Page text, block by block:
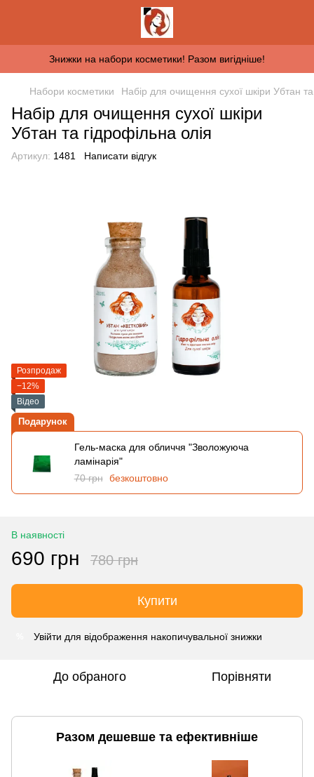
Знижки на набори косметики! Разом вигідніше!
Набори косметики Набір для очищення сухої шкіри Убтан та
Набір для очищення сухої шкіри
Убтан та гідрофільна олія
Артикул: 1481 Написати відгук
Розпродаж
−12%
Відео
Подарунок
Гель-маска для обличчя "Зволожуюча
ламінарія"
70 грн безкоштовно
В наявності
690 грн 780 грн
Купити
Увійти для відображення накопичувальної знижки
До обраного Порівняти
Разом дешевше та ефективніше